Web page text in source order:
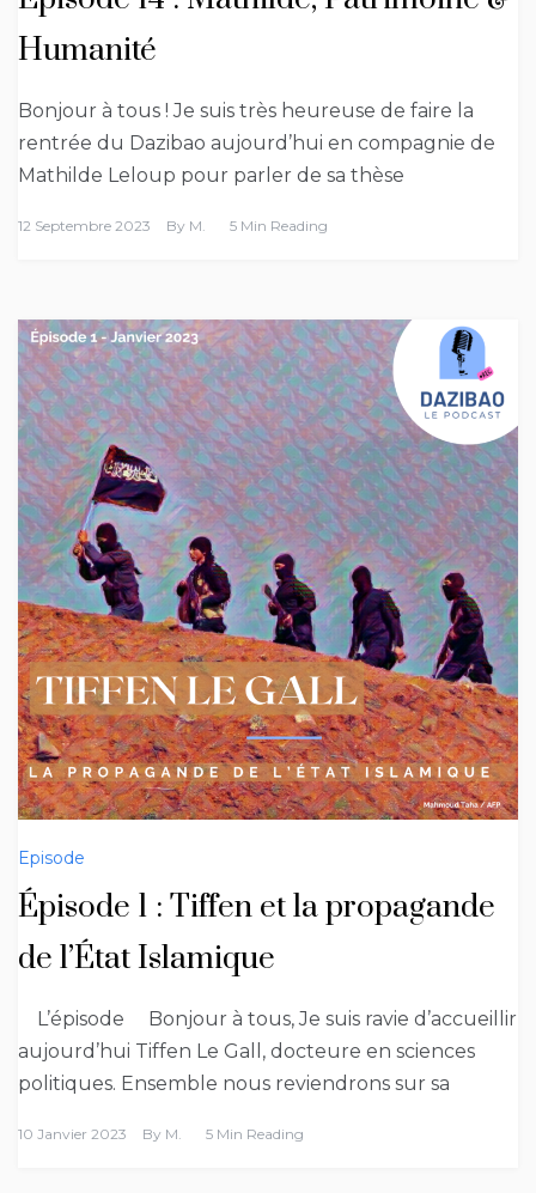
Humanité
Bonjour à tous ! Je suis très heureuse de faire la
rentrée du Dazibao aujourd’hui en compagnie de
Mathilde Leloup pour parler de sa thèse
12 Septembre 2023 By M. 5 Min Reading
Episode
Épisode 1 : Tiffen et la propagande
de l’État Islamique
L’épisode Bonjour à tous, Je suis ravie d’accueillir
aujourd’hui Tiffen Le Gall, docteure en sciences
politiques. Ensemble nous reviendrons sur sa
10 Janvier 2023 By M. 5 Min Reading